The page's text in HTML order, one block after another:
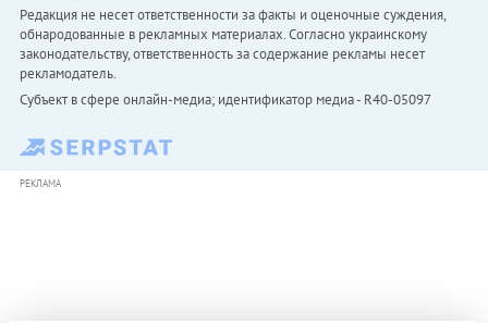
Редакция не несет ответственности за факты и оценочные суждения,
обнародованные в рекламных материалах. Согласно украинскому
законодательству, ответственность за содержание рекламы несет
рекламодатель.
Субъект в сфере онлайн-медиа; идентификатор медиа - R40-05097
РЕКЛАМА